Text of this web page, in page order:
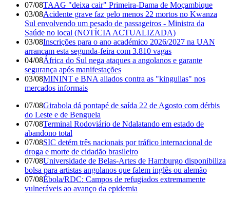
07/08TAAG "deixa cair" Primeira-Dama de Moçambique
03/08Acidente grave faz pelo menos 22 mortos no Kwanza
Sul envolvendo um pesado de passageiros - Ministra da
Saúde no local (NOTÍCIA ACTUALIZADA)
03/08Inscrições para o ano académico 2026/2027 na UAN
arrancam esta segunda-feira com 3.810 vagas
04/08África do Sul nega ataques a angolanos e garante
segurança após manifestações
03/08MININT e BNA aliados contra as "kinguilas" nos
mercados informais
07/08Girabola dá pontapé de saída 22 de Agosto com dérbis
do Leste e de Benguela
07/08Terminal Rodoviário de Ndalatando em estado de
abandono total
07/08SIC detém três nacionais por tráfico internacional de
droga e morte de cidadão brasileiro
07/08Universidade de Belas-Artes de Hamburgo disponibiliza
bolsa para artistas angolanos que falem inglês ou alemão
07/08Ébola/RDC: Campos de refugiados extremamente
vulneráveis ao avanço da epidemia